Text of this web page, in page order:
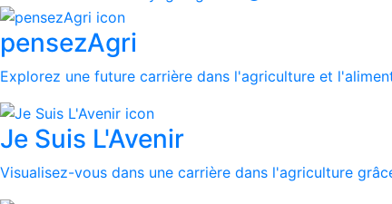
pensezAgri
Explorez une future carrière dans l'agriculture et
Je Suis L'Avenir
Visualisez-vous dans une carrière dans l'agriculture